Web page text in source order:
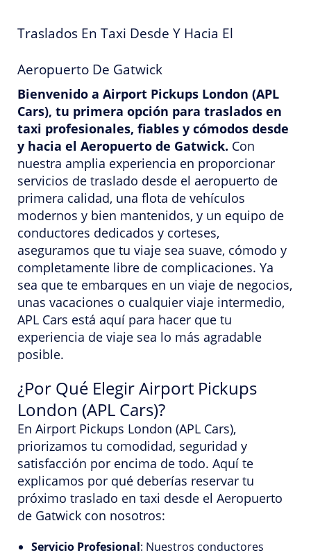
Traslados En Taxi Desde Y Hacia El
Aeropuerto De Gatwick
Bienvenido a Airport Pickups London (APL
Cars), tu primera opción para traslados en
taxi profesionales, fiables y cómodos desde
y hacia el Aeropuerto de Gatwick. Con
nuestra amplia experiencia en proporcionar
servicios de traslado desde el aeropuerto de
primera calidad, una flota de vehículos
modernos y bien mantenidos, y un equipo de
conductores dedicados y corteses,
aseguramos que tu viaje sea suave, cómodo y
completamente libre de complicaciones. Ya
sea que te embarques en un viaje de negocios,
unas vacaciones o cualquier viaje intermedio,
APL Cars está aquí para hacer que tu
experiencia de viaje sea lo más agradable
posible.
¿Por Qué Elegir Airport Pickups
London (APL Cars)?
En Airport Pickups London (APL Cars),
priorizamos tu comodidad, seguridad y
satisfacción por encima de todo. Aquí te
explicamos por qué deberías reservar tu
próximo traslado en taxi desde el Aeropuerto
de Gatwick con nosotros:
Servicio Profesional: Nuestros conductores